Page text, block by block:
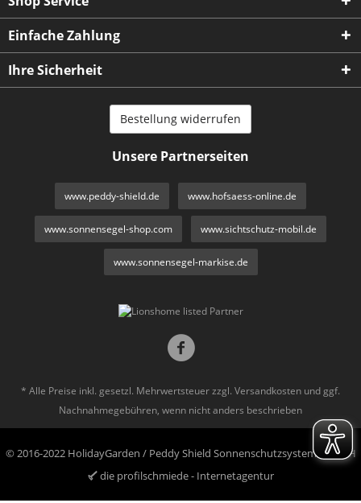
Einfache Zahlung
Ihre Sicherheit
Bestellung widerrufen
Unsere Partnerseiten
www.peddy-shield.de www.hofsaess-online.de
www.sonnensegel-shop.com www.sichtschutz-mobil.de
www.sonnensegel-markise.de
* Alle Preise inkl. gesetzl. Mehrwertsteuer zzgl. Versandkosten und ggf.
Nachnahmegebühren, wenn nicht anders beschrieben
© 2016-2022 HolidayGarden / Peddy Shield Sonnenschutzsysteme GmbH
die profilschmiede - Internetagentur